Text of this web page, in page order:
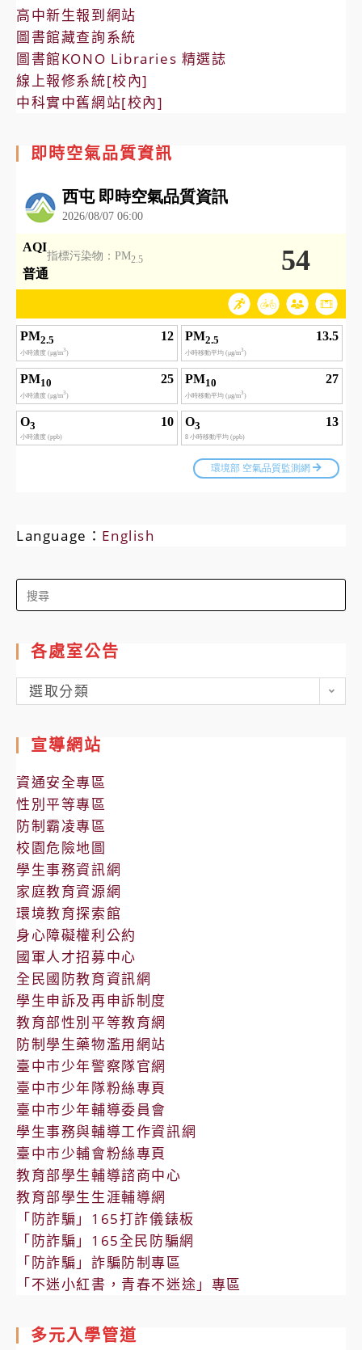
高中新生報到網站
圖書館藏查詢系統
圖書館KONO Libraries 精選誌
線上報修系統[校內]
中科實中舊網站[校內]
即時空氣品質資訊
Language： English
Search
for:
各處室公告
各
處
公
告
選取分類
宣導網站
資通安全專區
性別平等專區
防制霸凌專區
校園危險地圖
學生事務資訊網
家庭教育資源網
環境教育探索館
身心障礙權利公約
國軍人才招募中心
全民國防教育資訊網
學生申訴及再申訴制度
教育部性別平等教育網
防制學生藥物濫用網站
臺中市少年警察隊官網
臺中市少年隊粉絲專頁
臺中市少年輔導委員會
學生事務與輔導工作資訊網
臺中市少輔會粉絲專頁
教育部學生輔導諮商中心
教育部學生生涯輔導網
「防詐騙」165打詐儀錶板
「防詐騙」165全民防騙網
「防詐騙」詐騙防制專區
「不迷小紅書，青春不迷途」專區
多元入學管道